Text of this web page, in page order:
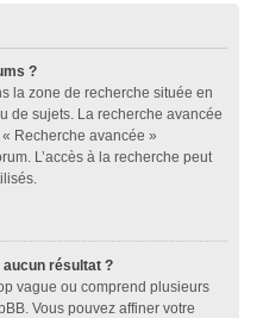
?
la zone de recherche située en
de sujets. La recherche avancée
Recherche avancée »
L’accès à la recherche peut
résultat ?
vague ou comprend plusieurs
Vous pouvez affiner votre